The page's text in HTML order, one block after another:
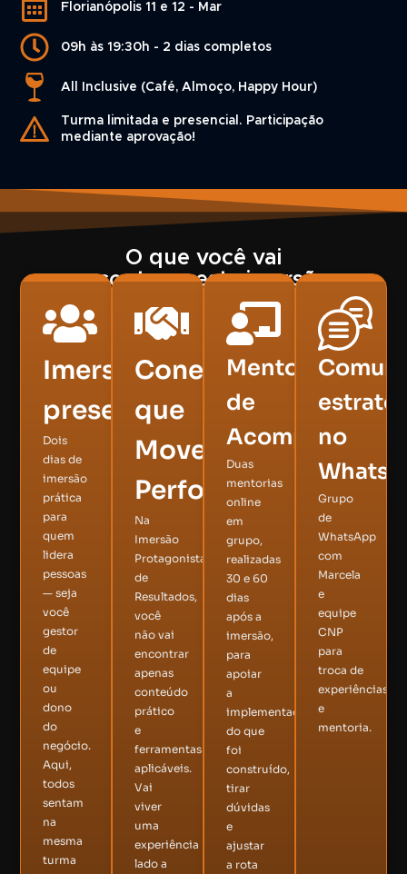
Florianópolis 11 e 12 - Mar
09h às 19:30h - 2 dias completos
All Inclusive (Café, Almoço, Happy Hour)
Turma limitada e presencial. Participação
mediante aprovação!
O que você vai
encontrarnesta imersão:
Imersão
presencial
Dois
dias de
imersão
prática
para
quem
lidera
pessoas
— seja
você
gestor
de
equipe
ou
dono
do
negócio.
Aqui,
todos
sentam
na
mesma
turma
Conexões
que
Movem
Performance
Na
Imersão
Protagonistas
de
Resultados,
você
não vai
encontrar
apenas
conteúdo
prático
e
ferramentas
aplicáveis.
Vai
viver
uma
experiência
lado a
Mentorias
de
Duas
mentorias
online
em
grupo,
realizadas
30 e 60
dias
após a
imersão,
para
apoiar
a
implementação
do que
foi
construído,
tirar
dúvidas
e
ajustar
a rota
no
Grupo
de
WhatsApp
com
Marcela
e
equipe
CNP
para
troca de
experiências
e
mentoria.